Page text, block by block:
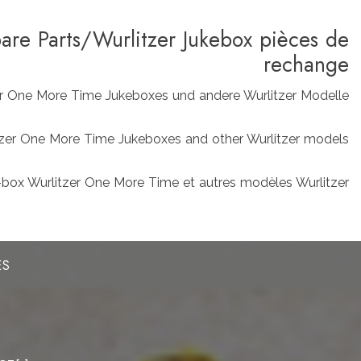
Parts/Wurlitzer Jukebox pièces de
rechange
More Time Jukeboxes und andere Wurlitzer Modelle
One More Time Jukeboxes and other Wurlitzer models
Wurlitzer One More Time et autres modèles Wurlitzer